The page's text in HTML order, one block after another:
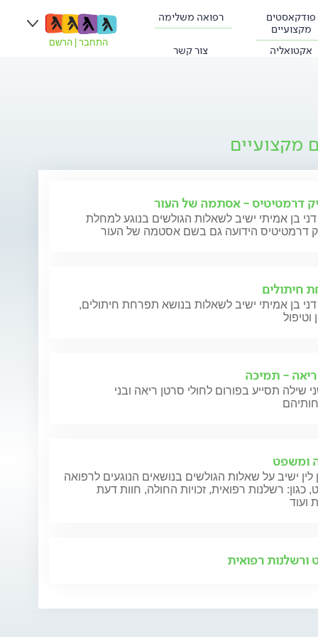
פודקאסטים
מקצועיים
רפואה משלימה
אקטואליה צור קשר
התחבר הרשם
מקצועיים
דרמטיטיס - אסתמה של העור
בן אמיתי ישיב לשאלות הגולשים בנוגע למחלת
דרמטיטיס הידועה גם בשם אסטמה של העור
חיתולים
בן אמיתי ישיב לשאלות בנושא תפרחת חיתולים,
- תמיכה
שילה תסייע בפורום לחולי סרטן ריאה ובני
ומשפט
לין ישיב על שאלות הגולשים בנושאים הנוגעים לרפואה
כגון: רשלנות רפואית, זכויות החולה, חוות דעת
ועוד
רפואית